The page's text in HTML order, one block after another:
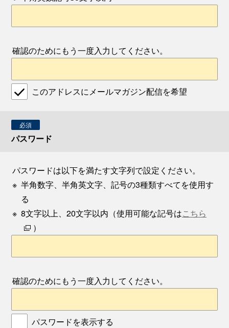
確認のためにもう一度入力してください。
このアドレスにメールマガジン配信を希望
必須
パスワード
パスワードは以下を満たす文字列で設定ください。
※ 半角数字、半角英文字、記号の3種類すべてを使用す
る
※ 8文字以上、20文字以内（使用可能な記号はこちら
）
確認のためにもう一度入力してください。
パスワードを表示する